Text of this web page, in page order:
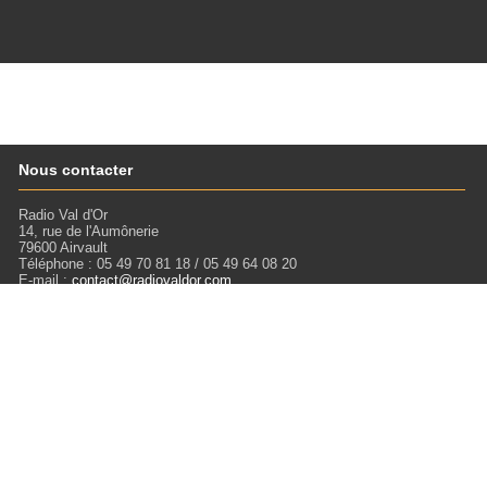
Nous contacter
Radio Val d'Or
14, rue de l'Aumônerie
79600 Airvault
Téléphone : 05 49 70 81 18 / 05 49 64 08 20
E-mail :contact@radiovaldor.com